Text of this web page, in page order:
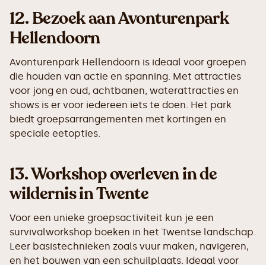
12.Bezoek aan Avonturenpark
Hellendoorn
Avonturenpark Hellendoorn is ideaal voor groepen
die houden van actie en spanning. Met attracties
voor jong en oud, achtbanen, waterattracties en
shows is er voor iedereen iets te doen. Het park
biedt groepsarrangementen met kortingen en
speciale eetopties.
13.Workshop overleven in de
wildernis in Twente
Voor een unieke groepsactiviteit kun je een
survivalworkshop boeken in het Twentse landschap.
Leer basistechnieken zoals vuur maken, navigeren,
en het bouwen van een schuilplaats. Ideaal voor